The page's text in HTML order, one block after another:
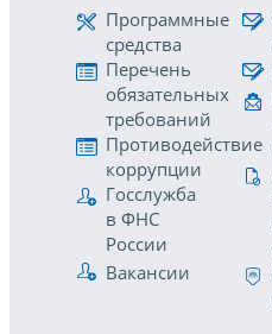
Программные
средства
Перечень
обязательных
требований
Противодействие
коррупции
Госслужба
в ФНС
России
Вакансии